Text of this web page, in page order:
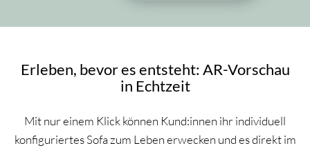
Erleben, bevor es entsteht: AR-Vorschau
in Echtzeit
Mit nur einem Klick können Kund:innen ihr individuell
konfiguriertes Sofa zum Leben erwecken und es direkt im